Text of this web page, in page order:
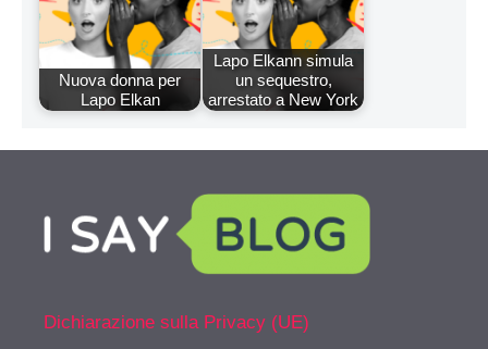
Nuova donna per
Lapo Elkan
Lapo Elkann simula
un sequestro,
arrestato a New York
Dichiarazione sulla Privacy (UE)